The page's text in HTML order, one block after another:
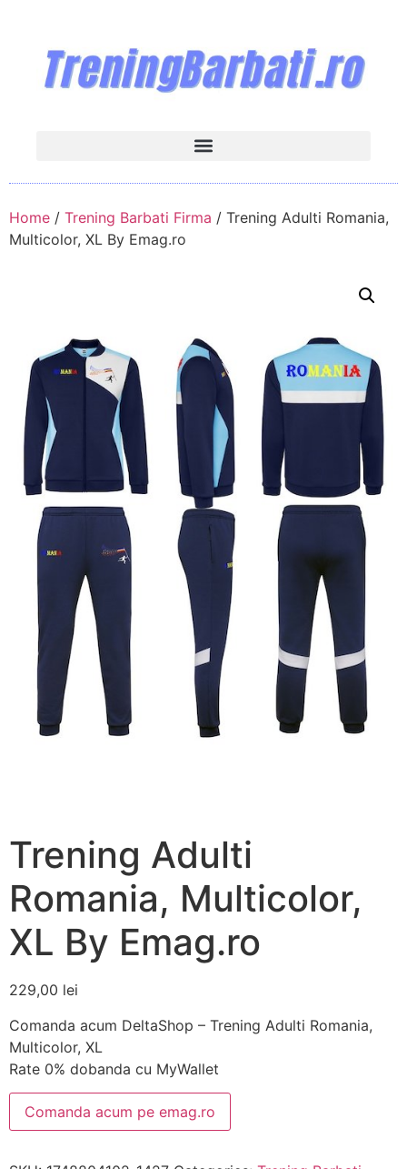
Home / Trening Barbati Firma / Trening Adulti Romania,
Multicolor, XL By Emag.ro
Trening Adulti
Romania, Multicolor,
XL By Emag.ro
229,00 lei
Comanda acum DeltaShop – Trening Adulti Romania,
Multicolor, XL
Rate 0% dobanda cu MyWallet
Comanda acum pe emag.ro